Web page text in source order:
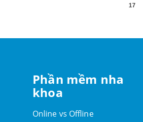
17
Phần mềm nha
khoa
Online vs Offline